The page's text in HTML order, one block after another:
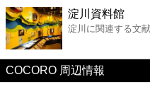
カフェ
ショッピング
淀川資料館
淀川に関連する文
COCORO 周辺情報